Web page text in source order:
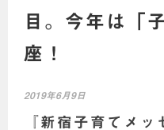
目。今年は「
座！
2019年6月9日
『新宿子育てメッ